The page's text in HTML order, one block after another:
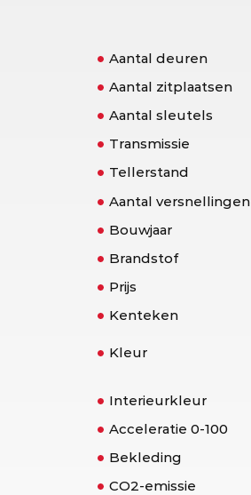
Aantal deuren
Aantal zitplaatsen
Aantal sleutels
Transmissie
Tellerstand
Aantal versnellingen
Bouwjaar
Brandstof
Prijs
Kenteken
Kleur
Interieurkleur
Acceleratie 0-100
Bekleding
CO2-emissie